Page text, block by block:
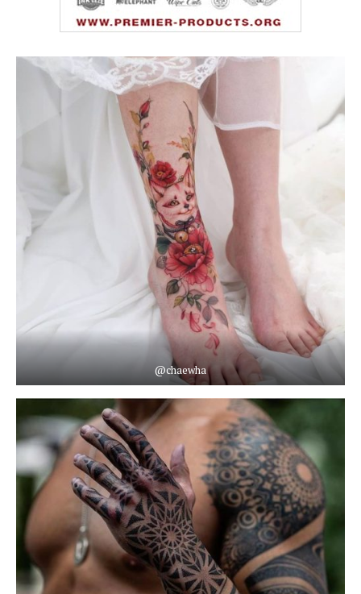
@chaewha